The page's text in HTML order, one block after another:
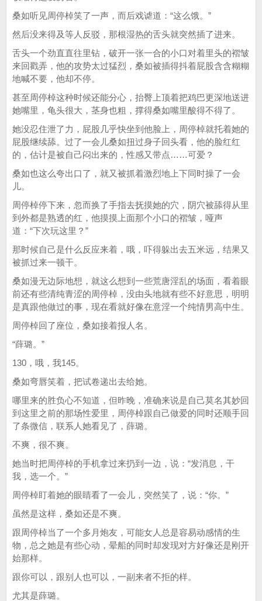
桑如听见周停棹笑了一声，而后戏谑道：“这么饿。”
然后没来得及等人反驳，那根湿热的舌头就突然插了进来。
舌头一个劲直直往里钻，破开一张一合的小口对着里头的褶皱
来回戳弄，他的攻势太过猛烈，桑如被插得抖着屁股含含糊糊
地喊不要，他却不停。
甚至周停棹这种时候还能分心，抬臀上顶着把鸡巴更深地送进
她嘴里，龟头很大，茎身也粗，撑得桑如嘴里酸得不得了。
她没忍住泄了力，屁股几乎快坐到他脸上，周停棹就托着她的
屁股继续舔。过了一会儿桑如扭过身子回头看，他的脸红红
的，估计是被自己闷出来的，性感又带点……可爱？
桑如也这么夸出口了，就又被抓着激烈地上下同时操了一会
儿。
周停棹停下来，忽而换了手指去抚摸她的穴，阴穴被舔得从里
到外都是熟透的红，他摸摸上面那个小口的褶皱，哑声
道：“下次玩这里？”
那时候自己是什么反应来着，哦，吓得躲出去五米远，结果又
被抓过来一顿干。
桑如漫无边际地想，就这么想到一些荒唐淫乱的场面，看着眼
前还有些清纯青涩的周停棹，没由头地就有些不好意思，明明
是真跟他做过的事，现在看就好像在意淫一个纯情男高中生。
周停棹回了座位，桑如接着报人名。
“薛璐。”
130，哦，我145。
桑如弯唇笑着，把试卷递出去给她。
哪里来的胜负心不知道，但昨晚，准确来说是自己莫名其妙回
到这里之前的那场性爱里，周停棹跟自己做爱的同时还顺手回
了条微信，联系人她看见了，薛璐。
不爽，很不爽。
她当时把周停棹的手机拿过来扔到一边，说：“发消息，干
我，选一个。”
周停棹盯着她的眼睛看了一会儿，突然笑了，说：“你。”
虽然是这样，桑如还是不爽。
跟周停棹当了一个多月炮友，可能女人总是容易动感情的生
物，总之她是有些心动，晕船的同时却发现对方好像还是刚开
始那样。
跟你可以，跟别人也可以，一副来者不拒的样。
尤其是薛璐。